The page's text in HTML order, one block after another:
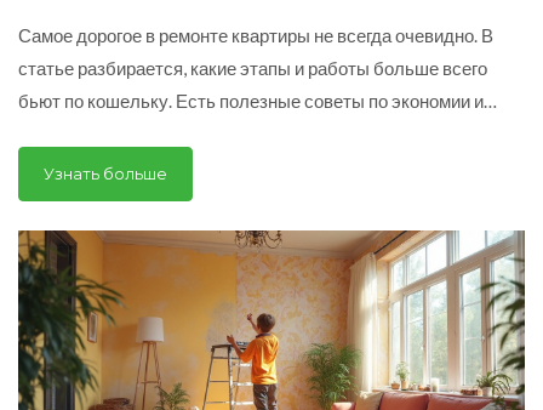
Самое дорогое в ремонте квартиры не всегда очевидно. В
статье разбирается, какие этапы и работы больше всего
бьют по кошельку. Есть полезные советы по экономии и
некоторые материалы обходятся дороже, чем сама работа.
Рассказано, как не попасть в ловушку неожиданных
расходов.
Узнать больше